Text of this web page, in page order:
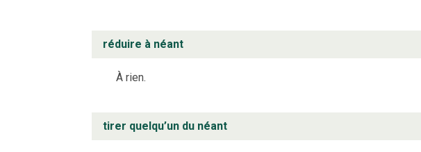
réduire à néant
À rien.
tirer quelqu’un du néant